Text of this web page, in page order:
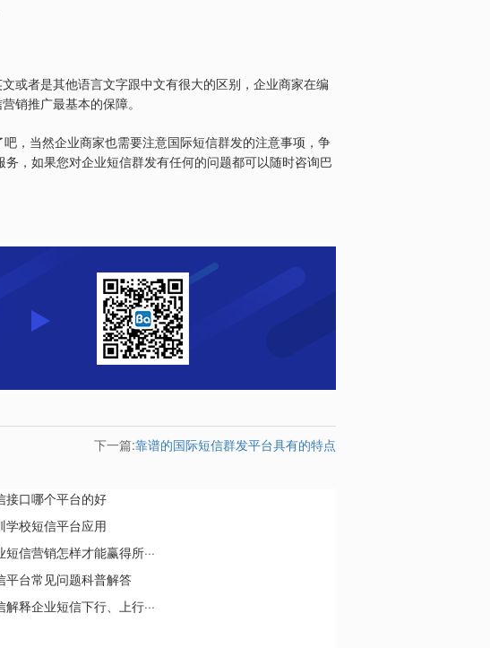
或者是其他语言文字跟中文有很大的区别，企业商家在编
销推广最基本的保障。
，当然企业商家也需要注意国际短信群发的注意事项，争
务，如果您对企业短信群发有任何的问题都可以随时咨询巴
下一篇:靠谱的国际短信群发平台具有的特点
接口哪个平台的好
学校短信平台应用
短信营销怎样才能赢得所···
平台常见问题科普解答
解释企业短信下行、上行···